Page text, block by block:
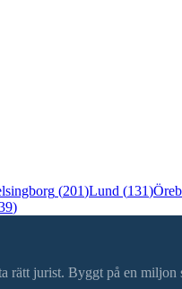
(201)Lund (131)
)
rätt jurist. Byggt på en miljon